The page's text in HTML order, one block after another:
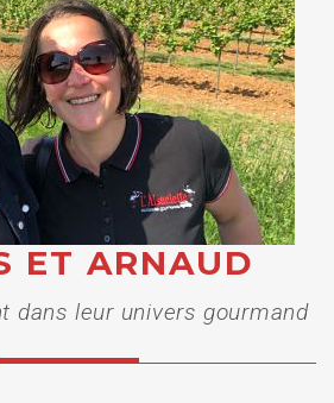
ET ARNAUD
dans leur univers gourmand